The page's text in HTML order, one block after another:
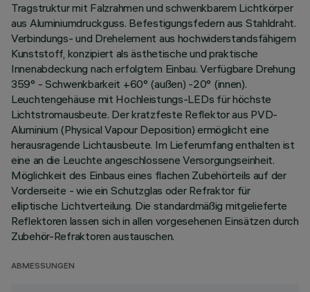
Tragstruktur mit Falzrahmen und schwenkbarem Lichtkörper
aus Aluminiumdruckguss. Befestigungsfedern aus Stahldraht.
Verbindungs- und Drehelement aus hochwiderstandsfähigem
Kunststoff, konzipiert als ästhetische und praktische
Innenabdeckung nach erfolgtem Einbau. Verfügbare Drehung
359° - Schwenkbarkeit +60° (außen) -20° (innen).
Leuchtengehäuse mit Hochleistungs-LEDs für höchste
Lichtstromausbeute. Der kratzfeste Reflektor aus PVD-
Aluminium (Physical Vapour Deposition) ermöglicht eine
herausragende Lichtausbeute. Im Lieferumfang enthalten ist
eine an die Leuchte angeschlossene Versorgungseinheit.
Möglichkeit des Einbaus eines flachen Zubehörteils auf der
Vorderseite - wie ein Schutzglas oder Refraktor für
elliptische Lichtverteilung. Die standardmäßig mitgelieferte
Reflektoren lassen sich in allen vorgesehenen Einsätzen durch
Zubehör-Refraktoren austauschen.
ABMESSUNGEN